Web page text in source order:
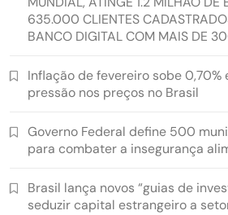
635.000 CLIENTES
BANCO DIGITAL COM MAIS DE
Inflação de fevereiro sobe 0,70%
pressão nos preços no Brasil
Governo Federal define 500
para combater a insegurança
Brasil lança novos “guias de
seduzir capital estrangeiro a